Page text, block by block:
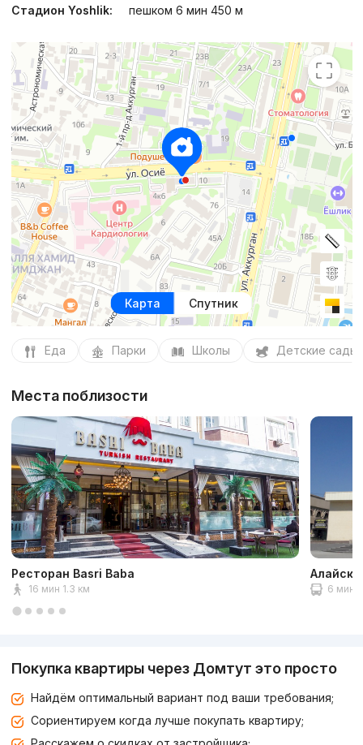
Стадион Yoshlik:
пешком 6 мин 450 м
Карта Спутник
Еда Парки Школы Детские сады
Места поблизости
Ресторан Basri Baba
16 мин 1.3 км 6 мин
Покупка квартиры через Домтут это просто
Найдём оптимальный вариант под ваши требования;
Сориентируем когда лучше покупать квартиру;